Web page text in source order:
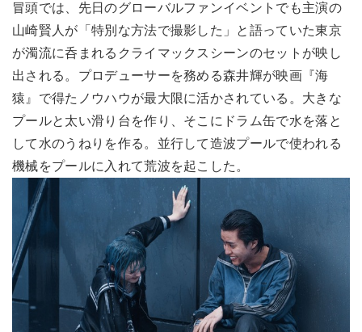
冒頭では、先日のグローバルファンイベントでも主演の
山崎賢人が「特別な方法で撮影した」と語っていた東京
が濁流に呑まれるクライマックスシーンのセットが映し
出される。プロデューサーを務める森井輝が映画『海
猿』で得たノウハウが最大限に活かされている。大きな
プールと太い滑り台を作り、そこにドラム缶で水を落と
して水のうねりを作る。並行して造波プールで使われる
機械をプールに入れて荒波を起こした。